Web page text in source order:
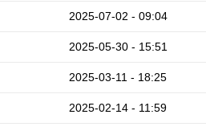
2025-07-02 - 09:04
2025-05-30 - 15:51
2025-03-11 - 18:25
2025-02-14 - 11:59